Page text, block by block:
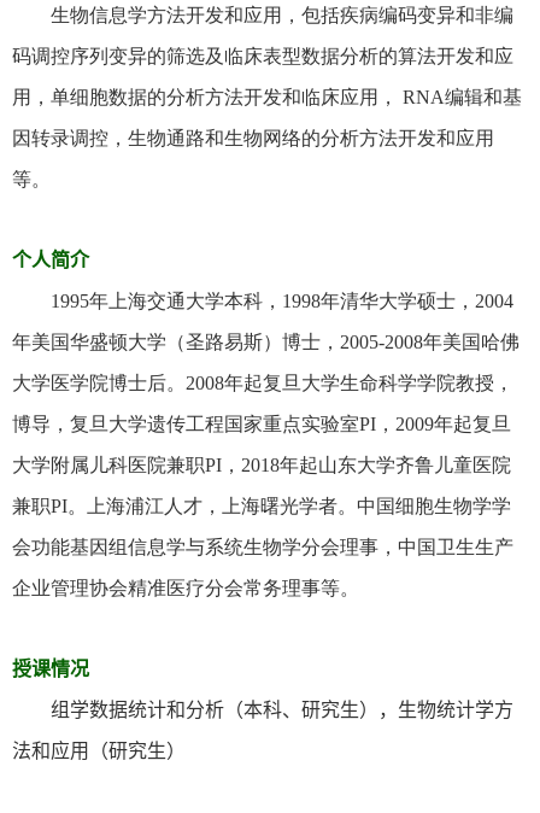
生物信息学方法开发和应用，包括疾病编码变异和非编
码调控序列变异的筛选及临床表型数据分析的算法开发和应
用，单细胞数据的分析方法开发和临床应用， RNA编辑和基
因转录调控，生物通路和生物网络的分析方法开发和应用
等。
个人简介
1995年上海交通大学本科， 1998年清华大学硕士， 2004
年美国华盛顿大学（圣路易斯）博士， 2005-2008年美国哈佛
大学医学院博士后。 2008年起复旦大学生命科学学院教授，
博导，复旦大学遗传工程国家重点实验室PI ， 2009年起复旦
大学附属儿科医院兼职PI ， 2018年起山东大学齐鲁儿童医院
兼职PI。上海浦江人才，上海曙光学者。中国细胞生物学学
会功能基因组信息学与系统生物学分会理事，中国卫生生产
企业管理协会精准医疗分会常务理事等。
授课情况
组学数据统计和分析（本科、研究生），生物统计学方
法和应用（研究生）